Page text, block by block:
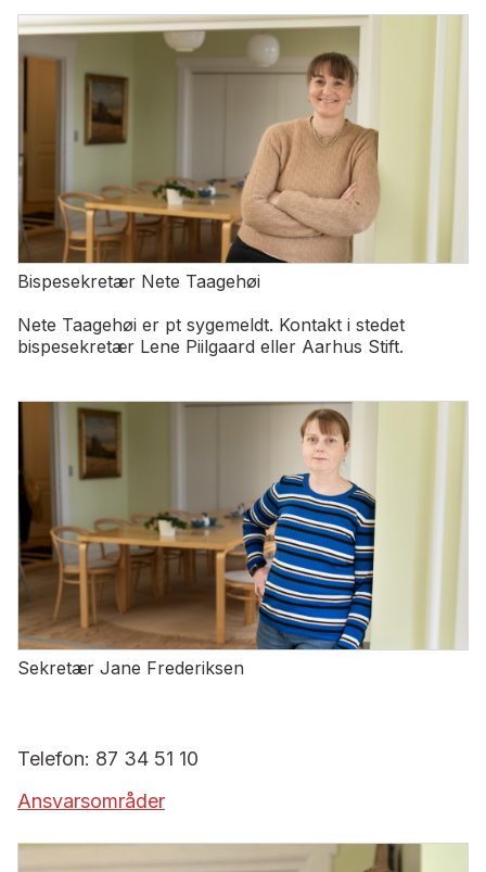
Bispesekretær Nete Taagehøi
Nete Taagehøi er pt sygemeldt. Kontakt i stedet
bispesekretær Lene Piilgaard eller Aarhus Stift.
Sekretær Jane Frederiksen
Telefon: 87 34 51 10
Ansvarsområder